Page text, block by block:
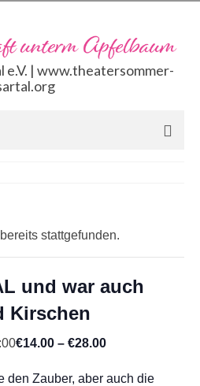
| www.theatersommer-
stattgefunden.
und war auch
Kirschen
€14.00 – €28.00
den Zauber, aber auch die